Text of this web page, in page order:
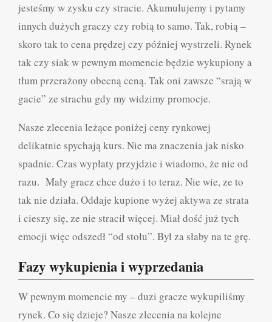
jesteśmy w zysku czy stracie. Akumulujemy i pytamy
innych dużych graczy czy robią to samo. Tak, robią –
skoro tak to cena prędzej czy później wystrzeli. Rynek
tak czy siak w pewnym momencie będzie wykupiony a
tłum przerażony obecną ceną. Tak oni zawsze “srają w
gacie” ze strachu gdy my widzimy promocje.
Nasze zlecenia leżące poniżej ceny rynkowej
delikatnie spychają kurs. Nie ma znaczenia jak nisko
spadnie. Czas wypłaty przyjdzie i wiadomo, że nie od
razu. Mały gracz chce dużo i to teraz. Nie wie, ze to
tak nie działa. Oddaje kupione wyżej aktywa ze strata
i cieszy się, ze nie stracił więcej. Miał dość już tych
emocji więc odszedł “od stołu”. Był za słaby na te grę.
Fazy wykupienia i wyprzedania
W pewnym momencie my – duzi gracze wykupiliśmy
rynek. Co się dzieje? Nasze zlecenia na kolejne